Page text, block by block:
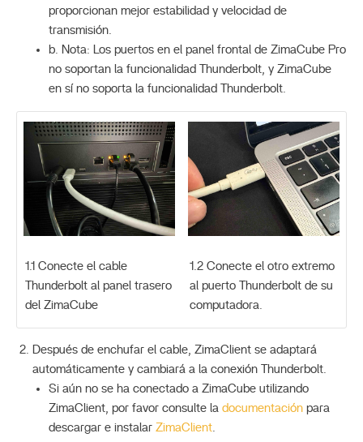
proporcionan mejor estabilidad y velocidad de
transmisión.
b. Nota: Los puertos en el panel frontal de ZimaCube Pro
no soportan la funcionalidad Thunderbolt, y ZimaCube
en sí no soporta la funcionalidad Thunderbolt.
1.1 Conecte el cable
Thunderbolt al panel trasero
del ZimaCube
1.2 Conecte el otro extremo
al puerto Thunderbolt de su
computadora.
Después de enchufar el cable, ZimaClient se adaptará
automáticamente y cambiará a la conexión Thunderbolt.
Si aún no se ha conectado a ZimaCube utilizando
ZimaClient, por favor consulte la documentación para
descargar e instalar ZimaClient.